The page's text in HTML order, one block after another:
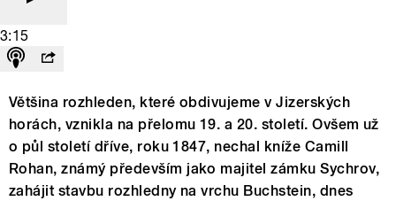
3:15
Většina rozhleden, které obdivujeme v Jizerských
horách, vznikla na přelomu 19. a 20. století. Ovšem už
o půl století dříve, roku 1847, nechal kníže Camill
Rohan, známý především jako majitel zámku Sychrov,
zahájit stavbu rozhledny na vrchu Buchstein, dnes